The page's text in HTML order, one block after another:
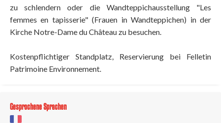
zu schlendern oder die Wandteppichausstellung "Les
femmes en tapisserie" (Frauen in Wandteppichen) in der
Kirche Notre-Dame du Château zu besuchen.
Kostenpflichtiger Standplatz, Reservierung bei Felletin
Patrimoine Environnement.
Gesprochene Sprachen